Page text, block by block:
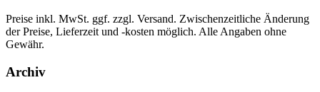
Preise inkl. MwSt. ggf. zzgl. Versand. Zwischenzeitliche Änderung
der Preise, Lieferzeit und -kosten möglich. Alle Angaben ohne
Gewähr.
Archiv